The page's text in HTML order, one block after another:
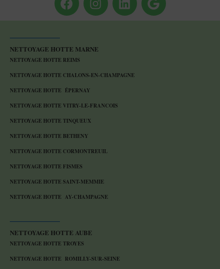
NETTOYAGE HOTTE MARNE
NETTOYAGE HOTTE REIMS
NETTOYAGE HOTTE CHALONS-EN-CHAMPAGNE
NETTOYAGE HOTTE ÉPERNAY
NETTOYAGE HOTTE VITRY-LE-FRANCOIS
NETTOYAGE HOTTE TINQUEUX
NETTOYAGE HOTTE BETHENY
NETTOYAGE HOTTE CORMONTREUIL
NETTOYAGE HOTTE FISMES
NETTOYAGE HOTTE SAINT-MEMMIE
NETTOYAGE HOTTE AY-CHAMPAGNE
NETTOYAGE HOTTE AUBE
NETTOYAGE HOTTE TROYES
NETTOYAGE HOTTE ROMILLY-SUR-SEINE